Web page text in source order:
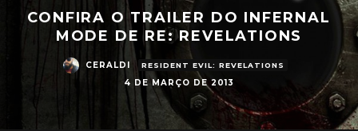
CONFIRA O TRAILER DO INFERNAL
MODE DE RE: REVELATIONS
CERALDI RESIDENT EVIL: REVELATIONS
4 DE MARÇO DE 2013